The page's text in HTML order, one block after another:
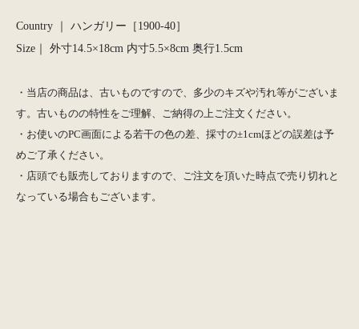
Country ｜ ハンガリー［1900-40］
Size｜ 外寸14.5×18cm 内寸5.5×8cm 奥行1.5cm
・当店の商品は、古いものですので、多少のキズや汚れ等がございま
す。古いものの特性をご理解、ご納得の上ご注文ください。
・お使いのPC画面による若干の色の差、採寸の±1cmほどの誤差は予
めご了承ください。
・店頭でも販売しておりますので、ご注文を頂いた時点で売り切れと
なっている場合もございます。